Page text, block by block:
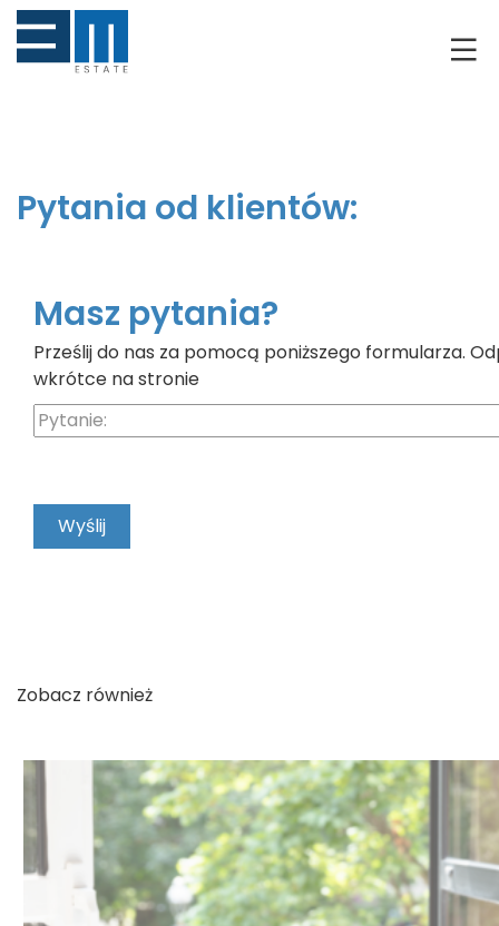
O NAS
NIERUCHOMOŚCI
DRON
KREDYTOWANIE
KONTAKT
Pytania od klientów:
Masz pytania?
Prześlij do nas za pomocą poniższego formularza.
wkrótce na stronie
Zobacz również